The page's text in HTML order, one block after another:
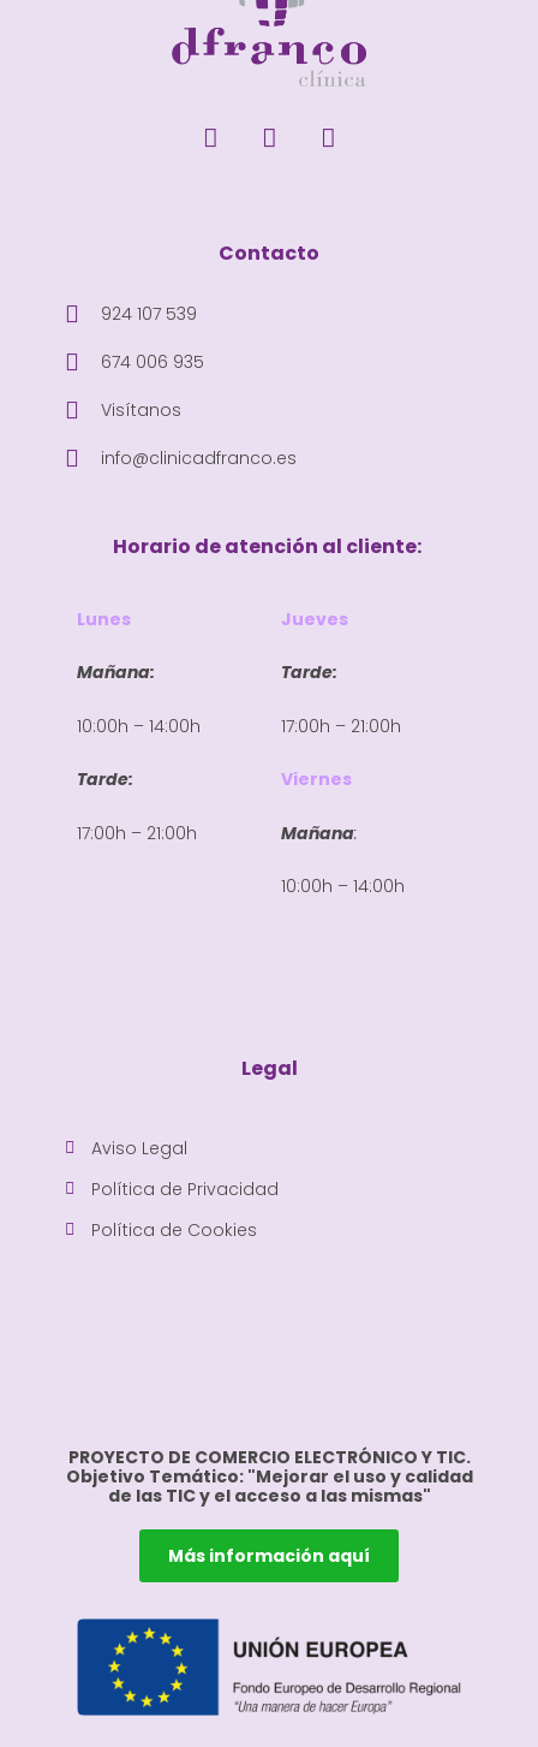
Contacto
924 107 539
674 006 935
Visítanos
info@clinicadfranco.es
Horario de atención al cliente:
Lunes
Mañana:
10:00h – 14:00h
Tarde:
17:00h – 21:00h
Jueves
Tarde:
17:00h – 21:00h
Viernes
Mañana:
10:00h – 14:00h
Legal
Aviso Legal
Política de Privacidad
Política de Cookies
PROYECTO DE COMERCIO ELECTRÓNICO Y TIC.
Objetivo Temático: "Mejorar el uso y calidad
de las TIC y el acceso a las mismas"
Más información aquí